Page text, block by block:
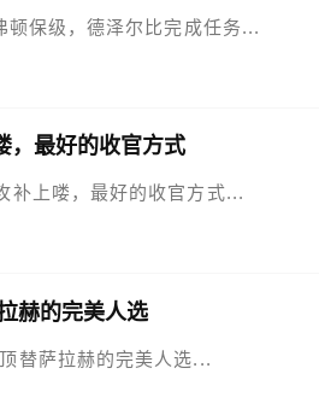
保级，德泽尔比完成任务...
，最好的收官方式
补上喽，最好的收官方式...
赫的完美人选
替萨拉赫的完美人选...